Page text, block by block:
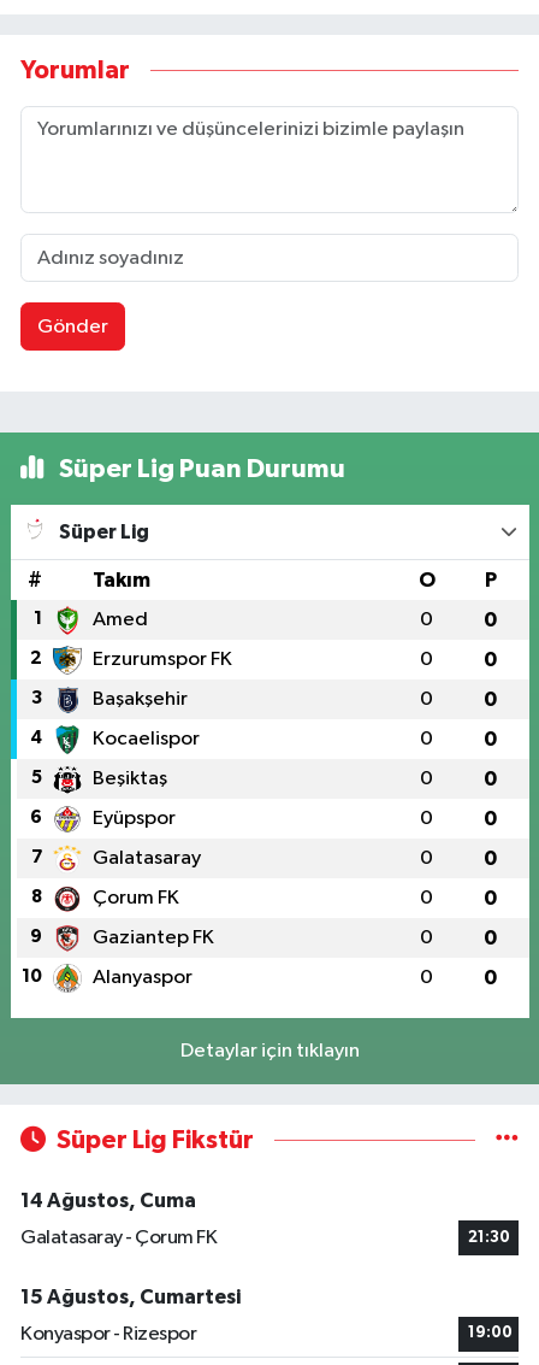
Yorumlar
Gönder
Süper Lig Puan Durumu
Süper Lig
# Takım O P
1 Amed 0 0
2 Erzurumspor FK 0 0
3 Başakşehir 0 0
4 Kocaelispor 0 0
5 Beşiktaş 0 0
6 Eyüpspor 0 0
7 Galatasaray 0 0
8 Çorum FK 0 0
9 Gaziantep FK 0 0
10 Alanyaspor 0 0
Detaylar için tıklayın
Süper Lig Fikstür
14 Ağustos, Cuma
Galatasaray - Çorum FK
21:30
15 Ağustos, Cumartesi
Konyaspor - Rizespor
19:00